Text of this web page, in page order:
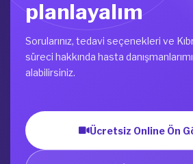
planlayalım
Sorularınız, tedavi seçenekleri ve
süreci hakkında hasta
alabilirsiniz.
Ücretsiz Online Ön